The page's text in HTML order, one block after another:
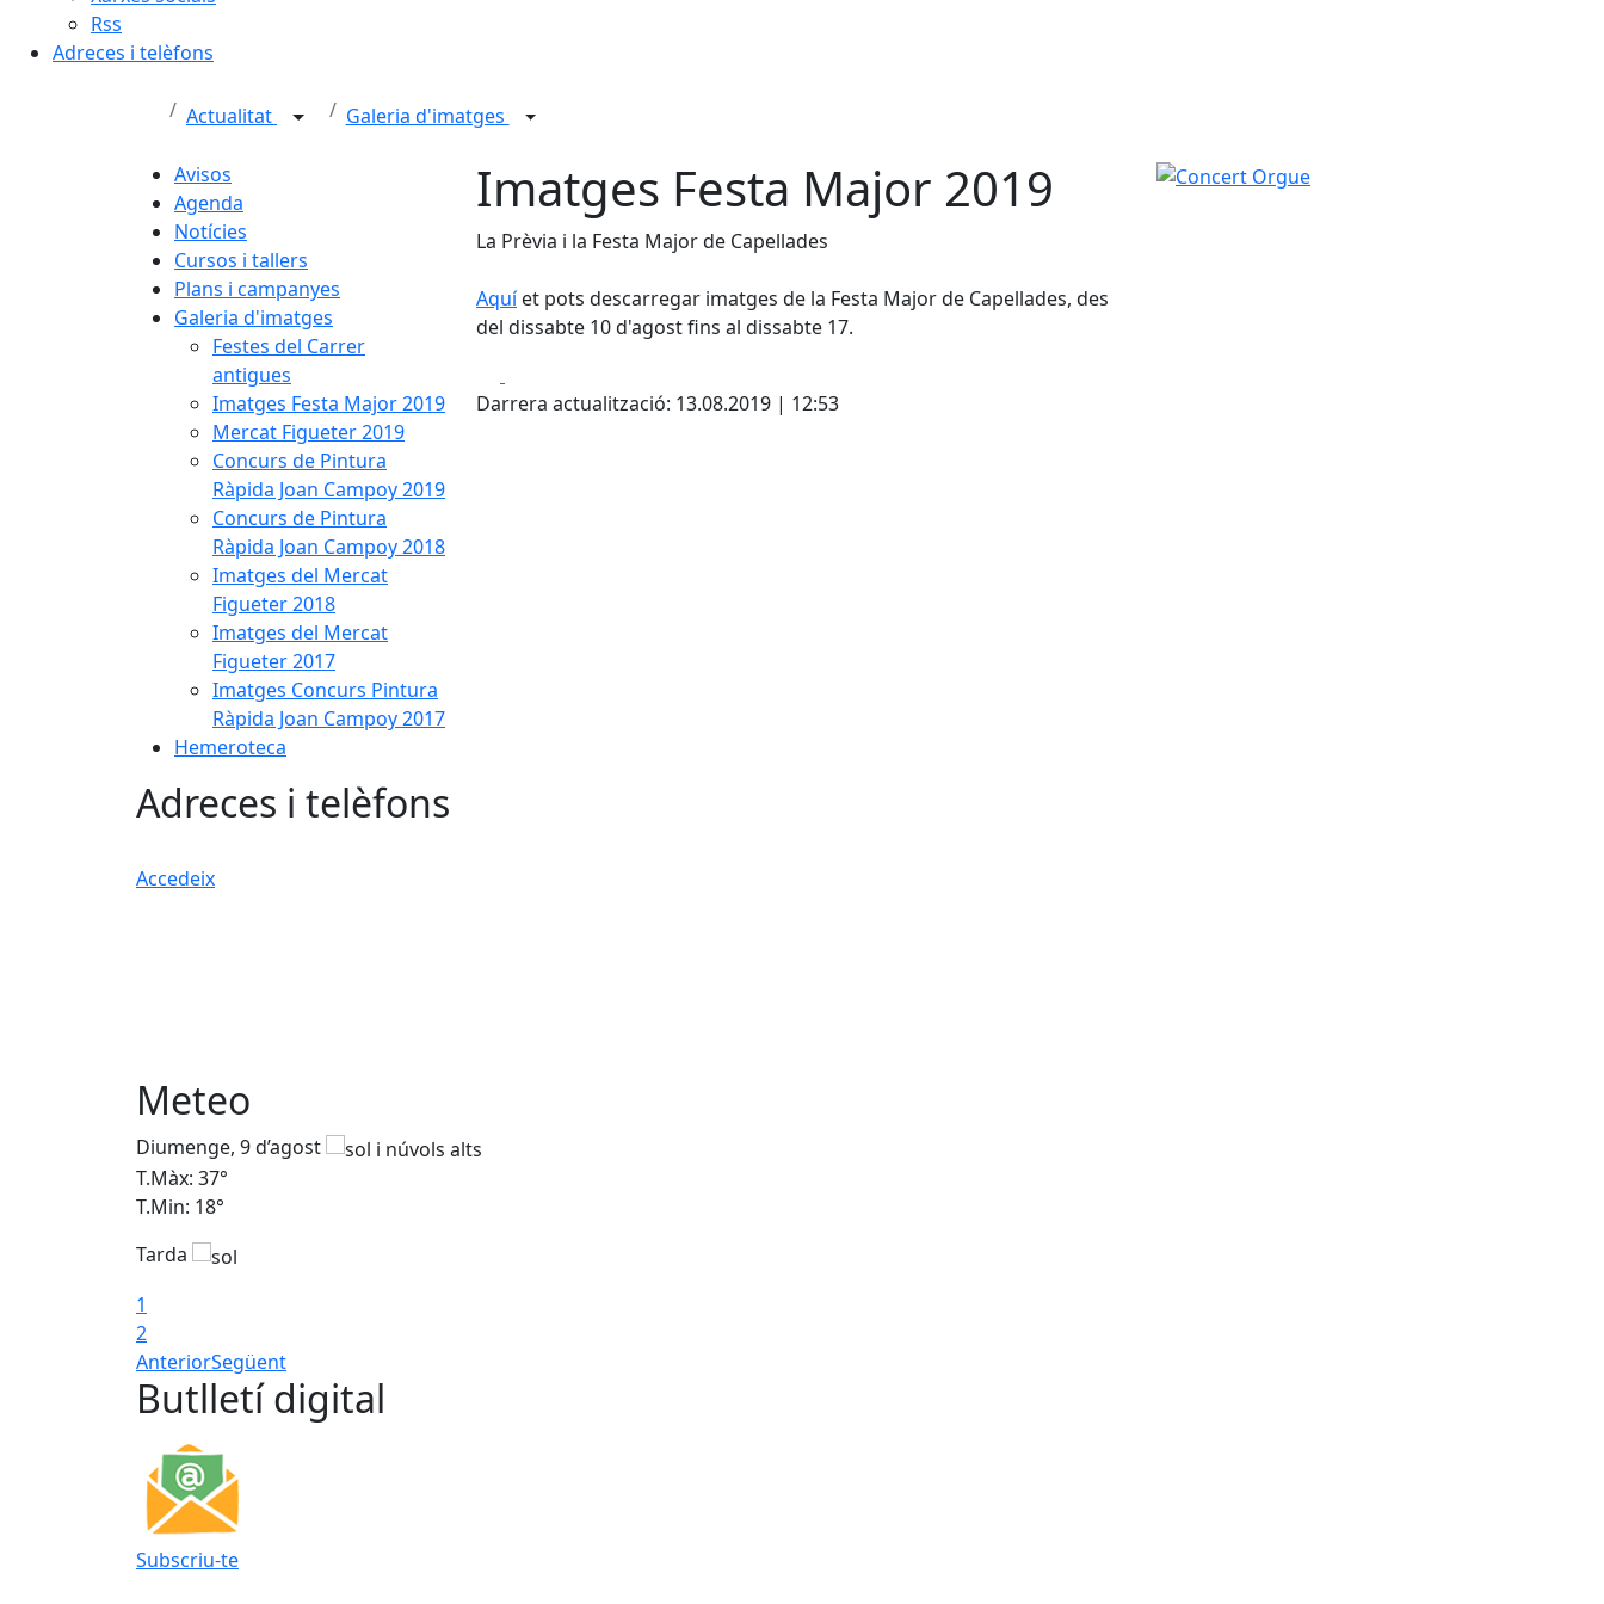
Rss
Adreces i telèfons
Actualitat Galeria d'imatges
Avisos
Agenda
Notícies
Cursos i tallers
Plans i campanyes
Galeria d'imatges
Festes del Carrer
antigues
Imatges Festa Major 2019
Mercat Figueter 2019
Concurs de Pintura
Ràpida Joan Campoy 2019
Concurs de Pintura
Ràpida Joan Campoy 2018
Imatges del Mercat
Figueter 2018
Imatges del Mercat
Figueter 2017
Imatges Concurs Pintura
Ràpida Joan Campoy 2017
Hemeroteca
Imatges Festa Major 2019
La Prèvia i la Festa Major de Capellades
Aquíet pots descarregar imatges de la Festa Major de Capellades, des
del dissabte 10 d'agost fins al dissabte 17.
Darrera actualització: 13.08.2019 | 12:53
Concert Orgue
Adreces i telèfons
Accedeix
Meteo
Diumenge, 9 d’agost
T.Màx: 37°
T.Min: 18°
Tarda
1
2
AnteriorSegüent
Butlletí digital
Subscriu-te